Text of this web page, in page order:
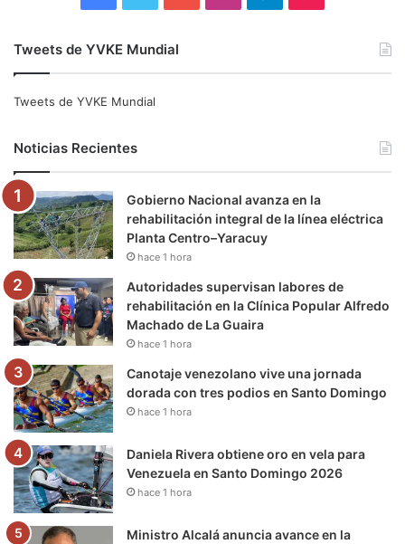
e
o
o
k
t
e
r
b
e
g
r
a
m
r
a
k
Tweets de YVKE Mundial
Tweets de YVKE Mundial
Noticias Recientes
Gobierno Nacional avanza en la
rehabilitación integral de la línea eléctrica
Planta Centro–Yaracuy
hace 1 hora
Autoridades supervisan labores de
rehabilitación en la Clínica Popular Alfredo
Machado de La Guaira
hace 1 hora
Canotaje venezolano vive una jornada
dorada con tres podios en Santo Domingo
hace 1 hora
Daniela Rivera obtiene oro en vela para
Venezuela en Santo Domingo 2026
hace 1 hora
Ministro Alcalá anuncia avance en la